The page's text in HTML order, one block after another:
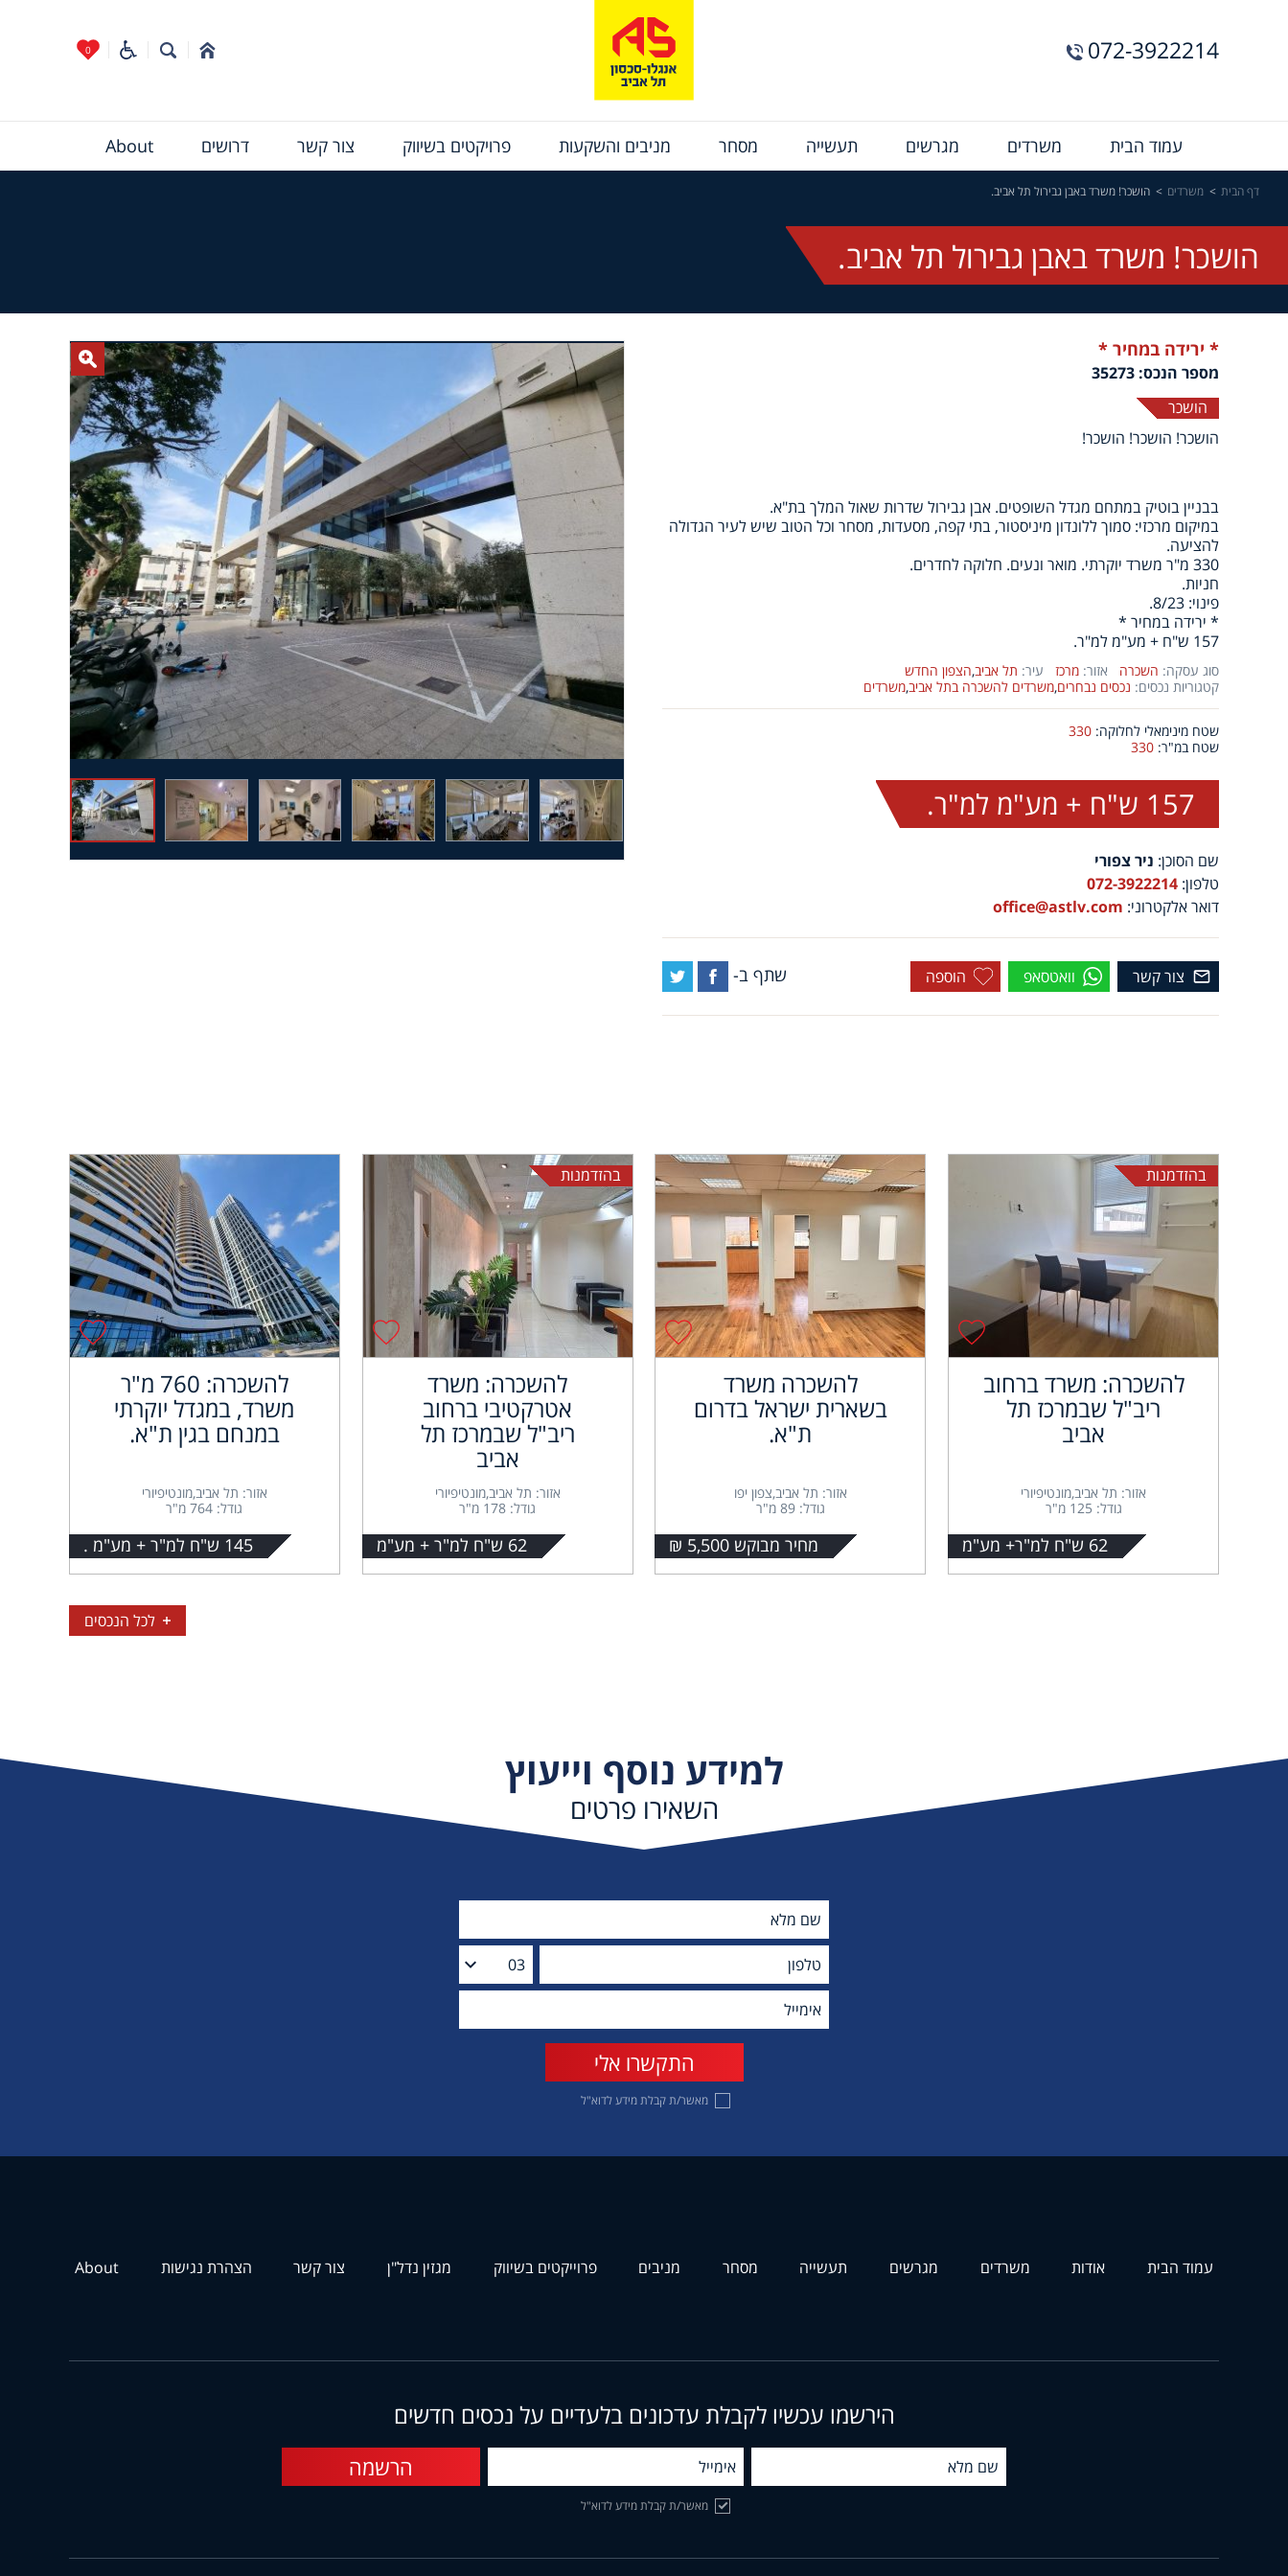
072-3922214
0
עמוד הבית משרדים מגרשים תעשייה מסחר מניבים והשקעות פרויקטים בשיווק צור קשר דרושים About
דף הבית משרדים הושכר! משרד באבן גבירול תל אביב.
הושכר! משרד באבן גבירול תל אביב.
* ירידה במחיר *
מספר הנכס: 35273
הושכר
הושכר! הושכר! הושכר!
בבניין בוטיק במתחם מגדל השופטים. אבן גבירול שדרות שאול המלך בת"א.
במיקום מרכזי: סמוך ללונדון מיניסטור, בתי קפה, מסעדות, מסחר וכל הטוב שיש לעיר הגדולה
להציעה.
330 מ"ר משרד יוקרתי. מואר ונעים. חלוקה לחדרים.
חניות.
פינוי: 8/23.
* ירידה במחיר *
157 ש"ח + מע"מ למ"ר.
סוג עסקה: השכרה אזור: מרכז עיר: תל אביב,הצפון החדש
קטגוריות נכסים: נכסים נבחרים,משרדים להשכרה בתל אביב,משרדים
שטח מינימאלי לחלוקה: 330
שטח במ"ר: 330
157 ש"ח + מע"מ למ"ר.
שם הסוכן: ניר צפורי
טלפון: 072-3922214
דואר אלקטרוני: office@astlv.com
צור קשר וואטסאפ הוספה שתף ב-
בהזדמנות
להשכרה: משרד ברחוב
ריב"ל שבמרכז תל
אביב
אזור: תל אביב,מונטיפיורי
גודל: 125 מ"ר
62 ש"ח למ"ר+ מע"מ
להשכרה משרד
בשארית ישראל בדרום
ת"א.
אזור: תל אביב,צפון יפו
גודל: 89 מ"ר
מחיר מבוקש 5,500 ₪
בהזדמנות
להשכרה: משרד
אטרקטיבי ברחוב
ריב"ל שבמרכז תל
אביב
אזור: תל אביב,מונטיפיורי
גודל: 178 מ"ר
62 ש"ח למ"ר + מע"מ
להשכרה: 760 מ"ר
משרד, במגדל יוקרתי
במנחם בגין ת"א.
אזור: תל אביב,מונטיפיורי
גודל: 764 מ"ר
145 ש"ח למ"ר + מע"מ .
לכל הנכסים
למידע נוסף וייעוץ
השאירו פרטים
מאשר/ת קבלת מידע לדוא"ל
עמוד הבית אודות משרדים מגרשים תעשייה מסחר מניבים פרוייקטים בשיווק מגזין נדל"ן צור קשר הצהרת נגישות About
הירשמו עכשיו לקבלת עדכונים בלעדיים על נכסים חדשים
מאשר/ת קבלת מידע לדוא"ל